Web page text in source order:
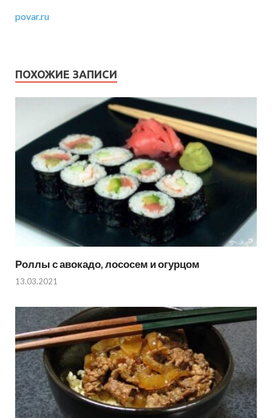
povar.ru
ПОХОЖИЕ ЗАПИСИ
Роллы с авокадо, лососем и огурцом
13.03.2021